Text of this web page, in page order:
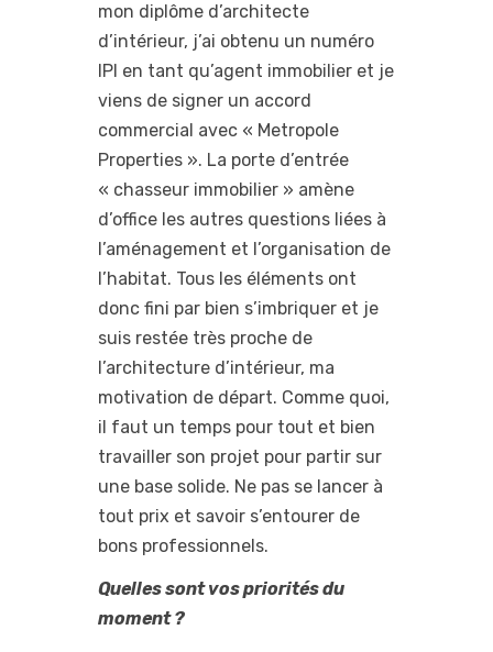
mon diplôme d’architecte
d’intérieur, j’ai obtenu un numéro
IPI en tant qu’agent immobilier et je
viens de signer un accord
commercial avec « Metropole
Properties ». La porte d’entrée
« chasseur immobilier » amène
d’office les autres questions liées à
l’aménagement et l’organisation de
l’habitat. Tous les éléments ont
donc fini par bien s’imbriquer et je
suis restée très proche de
l’architecture d’intérieur, ma
motivation de départ. Comme quoi,
il faut un temps pour tout et bien
travailler son projet pour partir sur
une base solide. Ne pas se lancer à
tout prix et savoir s’entourer de
bons professionnels.
Quelles sont vos priorités du
moment ?